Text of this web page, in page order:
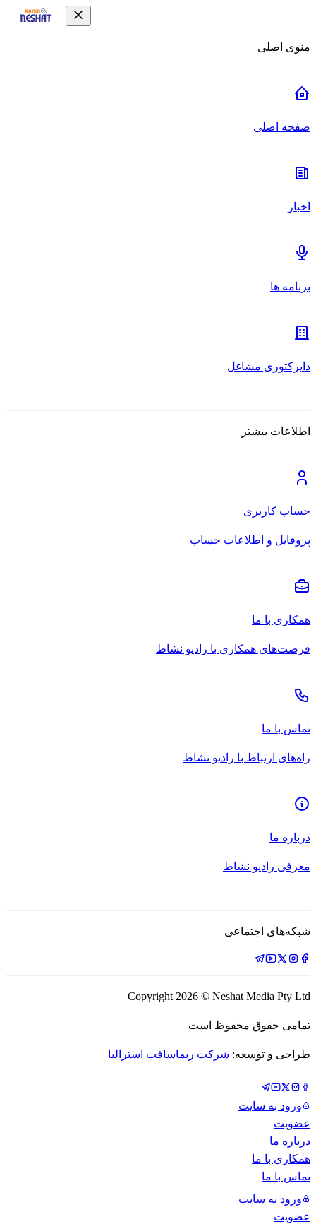
منوی اصلی
صفحه اصلی
اخبار
برنامه ها
دایرکتوری مشاغل
اطلاعات بیشتر
حساب کاربری
پروفایل و اطلاعات حساب
همکاری با ما
فرصت‌های همکاری با رادیو نشاط
تماس با ما
راه‌های ارتباط با رادیو نشاط
درباره ما
معرفی رادیو نشاط
شبکه‌های اجتماعی
Copyright 2026 © Neshat Media Pty Ltd
تمامی حقوق محفوظ است
طراحی و توسعه: شرکت ریماسافت استرالیا
ورود به سایت
عضویت
درباره ما
همکاری با ما
تماس با ما
ورود به سایت
عضویت